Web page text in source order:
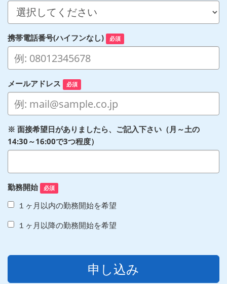
携帯電話番号(ハイフンなし) 必須
メールアドレス 必須
※ 面接希望日がありましたら、ご記入下さい（月～土の
14:30～16:00で3つ程度）
勤務開始 必須
１ヶ月以内の勤務開始を希望
１ヶ月以降の勤務開始を希望
申し込み